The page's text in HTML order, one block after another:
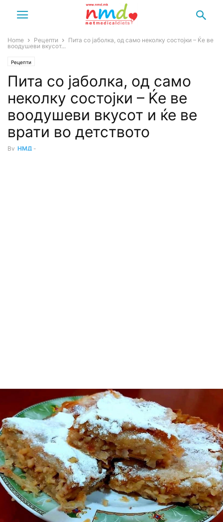
Home Рецепти
Пита со јаболка, од само неколку состојки – Ќе ве
воодушеви вкусот...
Рецепти
Пита со јаболка, од само
неколку состојки – Ќе ве
воодушеви вкусот и ќе ве
врати во детството
By НМД -